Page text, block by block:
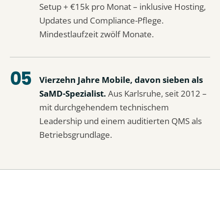
Setup + €15k pro Monat – inklusive Hosting,
Updates und Compliance-Pflege.
Mindestlaufzeit zwölf Monate.
Vierzehn Jahre Mobile, davon sieben als
SaMD-Spezialist. Aus Karlsruhe, seit 2012 –
mit durchgehendem technischem
Leadership und einem auditierten QMS als
Betriebsgrundlage.